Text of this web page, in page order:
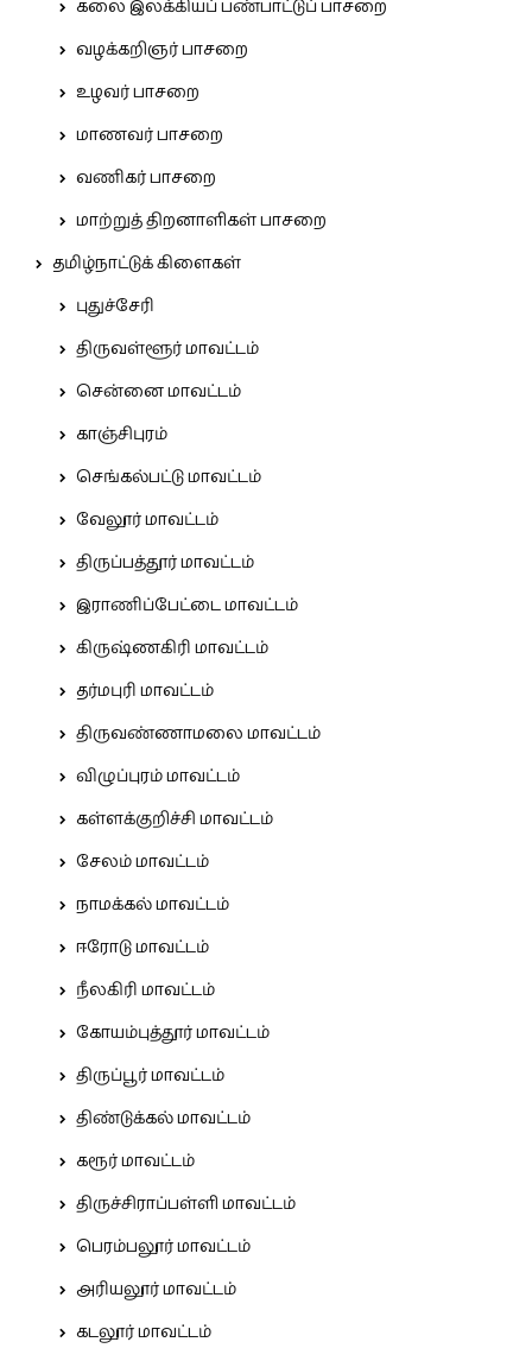
கலை இலக்கியப் பண்பாட்டுப் பாசறை
வழக்கறிஞர் பாசறை
உழவர் பாசறை
மாணவர் பாசறை
வணிகர் பாசறை
மாற்றுத் திறனாளிகள் பாசறை
தமிழ்நாட்டுக் கிளைகள்
புதுச்சேரி
திருவள்ளூர் மாவட்டம்
சென்னை மாவட்டம்
காஞ்சிபுரம்
செங்கல்பட்டு மாவட்டம்
வேலூர் மாவட்டம்
திருப்பத்தூர் மாவட்டம்
இராணிப்பேட்டை மாவட்டம்
கிருஷ்ணகிரி மாவட்டம்
தர்மபுரி மாவட்டம்
திருவண்ணாமலை மாவட்டம்
விழுப்புரம் மாவட்டம்
கள்ளக்குறிச்சி மாவட்டம்
சேலம் மாவட்டம்
நாமக்கல் மாவட்டம்
ஈரோடு மாவட்டம்
நீலகிரி மாவட்டம்
கோயம்புத்தூர் மாவட்டம்
திருப்பூர் மாவட்டம்
திண்டுக்கல் மாவட்டம்
கரூர் மாவட்டம்
திருச்சிராப்பள்ளி மாவட்டம்
பெரம்பலூர் மாவட்டம்
அரியலூர் மாவட்டம்
கடலூர் மாவட்டம்